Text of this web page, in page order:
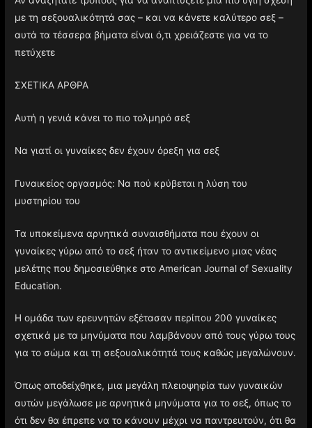
με τη σεξουαλικότητά σας – και να κάνετε καλύτερο σεξ –
αυτά τα τέσσερα βήματα είναι ό,τι χρειάζεστε για να το
πετύχετε
ΣΧΕΤΙΚΑ ΑΡΘΡΑ
Αυτή η γενιά κάνει το πιο τολμηρό σεξ
Να γιατί οι γυναίκες δεν έχουν όρεξη για σεξ
Γυναικείος οργασμός: Να πού κρύβεται η λύση του
μυστηρίου του
Τα υποκείμενα αρνητικά συναισθήματα που έχουν οι
γυναίκες γύρω από το σεξ ήταν το αντικείμενο μιας νέας
μελέτης που δημοσιεύθηκε στο American Journal of Sexuality
Education.
Η ομάδα των ερευνητών εξέτασαν περίπου 200 γυναίκες
σχετικά με τα μηνύματα που λαμβάνουν από τους γύρω τους
για το σώμα και τη σεξουαλικότητά τους καθώς μεγαλώνουν.
Όπως αποδείχθηκε, μια μεγάλη πλειοψηφία των γυναικών
αυτών μεγάλωσε με αρνητικά μηνύματα για το σεξ, όπως το
ότι δεν θα έπρεπε να το κάνουν μέχρι να παντρευτούν, ότι θα